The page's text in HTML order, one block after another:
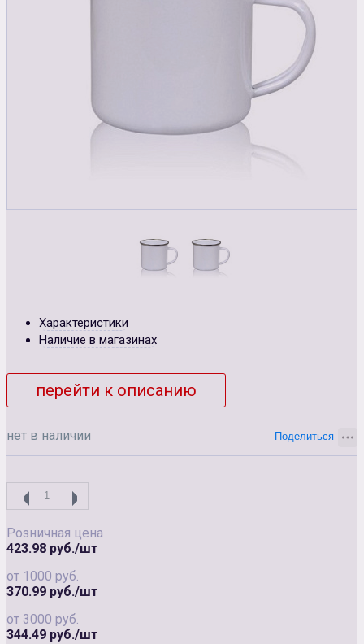
Характеристики
Наличие в магазинах
перейти к описанию
нет в наличии
Розничная цена
423.98 руб./шт
от 1000 руб.
370.99 руб./шт
от 3000 руб.
344.49 руб./шт